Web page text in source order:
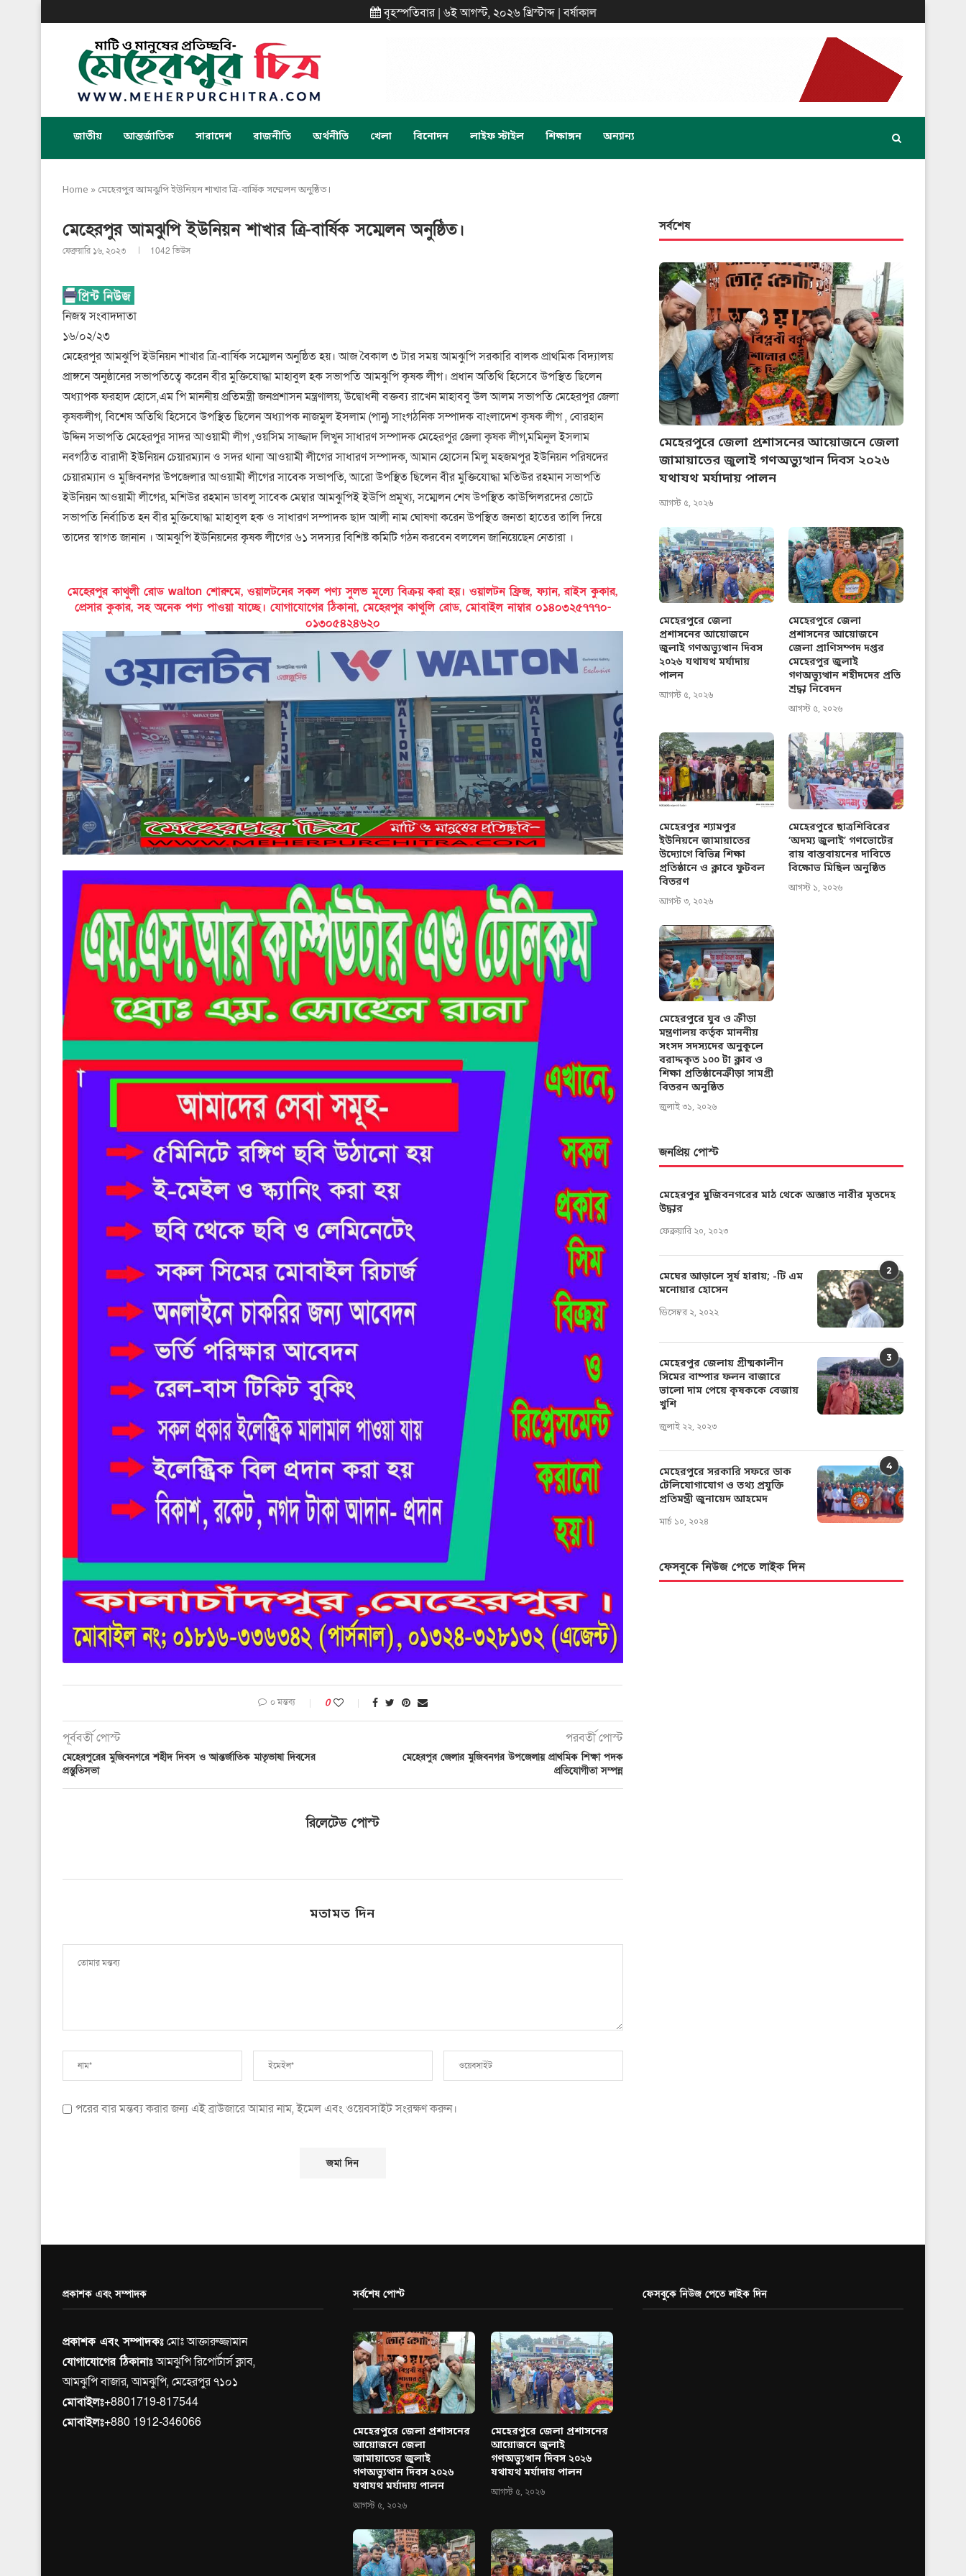
বৃহস্পতিবার | ৬ই আগস্ট, ২০২৬ খ্রিস্টাব্দ | বর্ষাকাল
জাতীয় আন্তর্জাতিক সারাদেশ রাজনীতি অর্থনীতি খেলা বিনোদন লাইফ স্টাইল শিক্ষাঙ্গন অন্যান্য
Home » মেহেরপুর আমঝুপি ইউনিয়ন শাখার ত্রি-বার্ষিক সম্মেলন অনুষ্ঠিত।
মেহেরপুর আমঝুপি ইউনিয়ন শাখার ত্রি-বার্ষিক সম্মেলন অনুষ্ঠিত।
ফেব্রুয়ারি ১৬, ২০২৩ 1042ভিউস
নিজস্ব সংবাদদাতা
১৬/০২/২৩
মেহেরপুর আমঝুপি ইউনিয়ন শাখার ত্রি-বার্ষিক সম্মেলন অনুষ্ঠিত হয়। আজ বৈকাল ৩ টার সময় আমঝুপি সরকারি বালক প্রাথমিক বিদ্যালয়
প্রাঙ্গনে অনুষ্ঠানের সভাপতিত্বে করেন বীর মুক্তিযোদ্ধা মাহাবুল হক সভাপতি আমঝুপি কৃষক লীগ। প্রধান অতিথি হিসেবে উপস্থিত ছিলেন
অধ্যাপক ফরহাদ হোসে,এম পি মাননীয় প্রতিমন্ত্রী জনপ্রশাসন মন্ত্রণালয়, উদ্বোধনী বক্তব্য রাখেন মাহাববু উল আলম সভাপতি মেহেরপুর জেলা
কৃষকলীগ, বিশেষ অতিথি হিসেবে উপস্থিত ছিলেন অধ্যাপক নাজমুল ইসলাম (পানু) সাংগঠনিক সম্পাদক বাংলাদেশ কৃষক লীগ , বোরহান
উদ্দিন সভাপতি মেহেরপুর সাদর আওয়ামী লীগ ,ওয়সিম সাজ্জাদ লিখুন সাধারণ সম্পাদক মেহেরপুর জেলা কৃষক লীগ,মমিনুল ইসলাম
নবগঠিত বারাদী ইউনিয়ন চেয়ারম্যান ও সদর থানা আওয়ামী লীগের সাধারণ সম্পাদক, আমান হোসেন মিলু মহজমপুর ইউনিয়ন পরিষদের
চেয়ারম্যান ও মুজিবনগর উপজেলার আওয়ামী লীগের সাবেক সভাপতি, আরো উপস্থিত ছিলেন বীর মুক্তিযোদ্ধা মতিউর রহমান সভাপতি
ইউনিয়ন আওয়ামী লীগের, মশিউর রহমান ডাবলু সাবেক মেম্বার আমঝুপিই ইউপি প্রমূখ্য, সম্মেলন শেষ উপস্থিত কাউন্সিলরদের ভোটে
সভাপতি নির্বাচিত হন বীর মুক্তিযোদ্ধা মাহাবুল হক ও সাধারণ সম্পাদক ছাদ আলী নাম ঘোষণা করেন উপস্থিত জনতা হাতের তালি দিয়ে
তাদের স্বাগত জানান । আমঝুপি ইউনিয়নের কৃষক লীগের ৬১ সদস্যর বিশিষ্ট কমিটি গঠন করবেন বললেন জানিয়েছেন নেতারা ।
মেহেরপুর কাথুলী রোড walton শোরুমে, ওয়ালটনের সকল পণ্য সুলভ মূল্যে বিক্রয় করা হয়। ওয়ালটন ফ্রিজ, ফ্যান, রাইস কুকার,
প্রেসার কুকার, সহ অনেক পণ্য পাওয়া যাচ্ছে। যোগাযোগের ঠিকানা, মেহেরপুর কাথুলি রোড, মোবাইল নাম্বার ০১৪০৩২৫৭৭৭০-
০১৩০৫৪২৪৬২০
০ মন্তব্য 0
পূর্ববর্তী পোস্ট
মেহেরপুরের মুজিবনগরে শহীদ দিবস ও আন্তর্জাতিক মাতৃভাষা দিবসের
প্রস্তুতিসভা
পরবর্তী পোস্ট
মেহেরপুর জেলার মুজিবনগর উপজেলায় প্রাথমিক শিক্ষা পদক
প্রতিযোগীতা সম্পন্ন
রিলেটেড পোস্ট
মতামত দিন
পরের বার মন্তব্য করার জন্য এই ব্রাউজারে আমার নাম, ইমেল এবং ওয়েবসাইট সংরক্ষণ করুন।
সর্বশেষ
মেহেরপুরে জেলা প্রশাসনের আয়োজনে জেলা
জামায়াতের জুলাই গণঅভ্যুত্থান দিবস ২০২৬
যথাযথ মর্যাদায় পালন
আগস্ট ৫, ২০২৬
মেহেরপুরে জেলা
প্রশাসনের আয়োজনে
জুলাই গণঅভ্যুত্থান দিবস
২০২৬ যথাযথ মর্যাদায়
পালন
আগস্ট ৫, ২০২৬
মেহেরপুরে জেলা
প্রশাসনের আয়োজনে
জেলা প্রাণিসম্পদ দপ্তর
মেহেরপুর জুলাই
গণঅভ্যুত্থান শহীদদের প্রতি
শ্রদ্ধা নিবেদন
আগস্ট ৫, ২০২৬
মেহেরপুর শ্যামপুর
ইউনিয়নে জামায়াতের
উদ্যোগে বিভিন্ন শিক্ষা
প্রতিষ্ঠানে ও ক্লাবে ফুটবল
বিতরণ
আগস্ট ৩, ২০২৬
মেহেরপুরে ছাত্রশিবিরের
‘অদম্য জুলাই’ গণভোটের
রায় বাস্তবায়নের দাবিতে
বিক্ষোভ মিছিল অনুষ্ঠিত
আগস্ট ১, ২০২৬
মেহেরপুরে যুব ও ক্রীড়া
মন্ত্রণালয় কর্তৃক মাননীয়
সংসদ সদস্যদের অনুকূলে
বরাদ্দকৃত ১০০ টা ক্লাব ও
শিক্ষা প্রতিষ্ঠানেক্রীড়া সামগ্রী
বিতরন অনুষ্ঠিত
জুলাই ৩১, ২০২৬
জনপ্রিয় পোস্ট
মেহেরপুর মুজিবনগরের মাঠ থেকে অজ্ঞাত নারীর মৃতদেহ
উদ্ধার
ফেব্রুয়ারি ২০, ২০২৩
2
মেঘের আড়ালে সূর্য হারায়; -টি এম
মনোয়ার হোসেন
ডিসেম্বর ২, ২০২২
3
মেহেরপুর জেলায় গ্রীষ্মকালীন
সিমের বাম্পার ফলন বাজারে
ভালো দাম পেয়ে কৃষককে বেজায়
খুশি
জুলাই ২২, ২০২৩
4
মেহেরপুরে সরকারি সফরে ডাক
টেলিযোগাযোগ ও তথ্য প্রযুক্তি
প্রতিমন্ত্রী জুনায়েদ আহমেদ
মার্চ ১০, ২০২৪
ফেসবুকে নিউজ পেতে লাইক দিন
প্রকাশক এবং সম্পাদক
প্রকাশক এবং সম্পাদকঃমোঃ আক্তারুজ্জামান
যোগাযোগের ঠিকানাঃআমঝুপি রিপোর্টার্স ক্লাব,
আমঝুপি বাজার, আমঝুপি, মেহেরপুর ৭১০১
মোবাইলঃ+8801719-817544
মোবাইলঃ+880 1912-346066
সর্বশেষ পোস্ট
মেহেরপুরে জেলা প্রশাসনের
আয়োজনে জেলা
জামায়াতের জুলাই
গণঅভ্যুত্থান দিবস ২০২৬
যথাযথ মর্যাদায় পালন
আগস্ট ৫, ২০২৬
মেহেরপুরে জেলা প্রশাসনের
আয়োজনে জুলাই
গণঅভ্যুত্থান দিবস ২০২৬
যথাযথ মর্যাদায় পালন
আগস্ট ৫, ২০২৬
ফেসবুকে নিউজ পেতে লাইক দিন